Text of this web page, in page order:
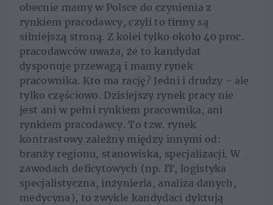
obecnie mamy w Polsce do czynienia z
rynkiem pracodawcy, czyli to firmy są
silniejszą stroną. Z kolei tylko około 40 proc.
pracodawców uważa, że to kandydat
dysponuje przewagą i mamy rynek
pracownika. Kto ma rację? Jedni i drudzy - ale
tylko częściowo. Dzisiejszy rynek pracy nie
jest ani w pełni rynkiem pracownika, ani
rynkiem pracodawcy. To tzw. rynek
kontrastowy zależny między innymi od:
branży regionu, stanowiska, specjalizacji. W
zawodach deficytowych (np. IT, logistyka
specjalistyczna, inżynieria, analiza danych,
medycyna), to zwykle kandydaci dyktują